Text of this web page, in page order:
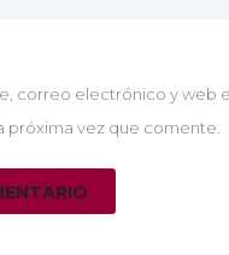
correo electrónico y web
próxima vez que comente.